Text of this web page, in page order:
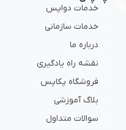
خدمات دواپس
خدمات سازمانی
درباره ما
نقشه راه یادگیری
فروشگاه پکاپس
بلاگ آموزشی
سوالات متداول